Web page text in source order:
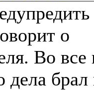
о
Во все
дела брал